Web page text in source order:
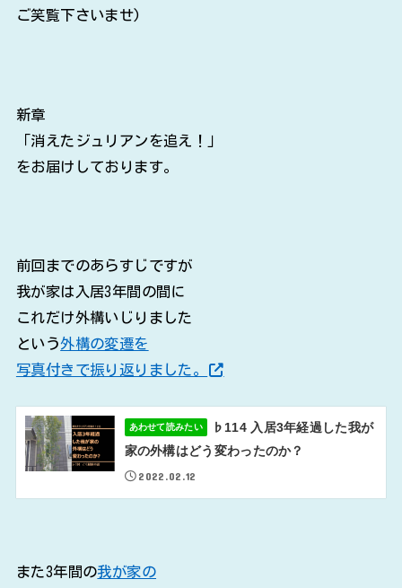
ご笑覧下さいませ)
新章
「消えたジュリアンを追え！」
をお届けしております。
前回までのあらすじですが
我が家は入居3年間の間に
これだけ外構いじりました
という外構の変遷を
写真付きで振り返りました。
あわせて読みたい
♭114 入居3年経過した我が
家の外構はどう変わったのか？
2022.02.12
また3年間の我が家の